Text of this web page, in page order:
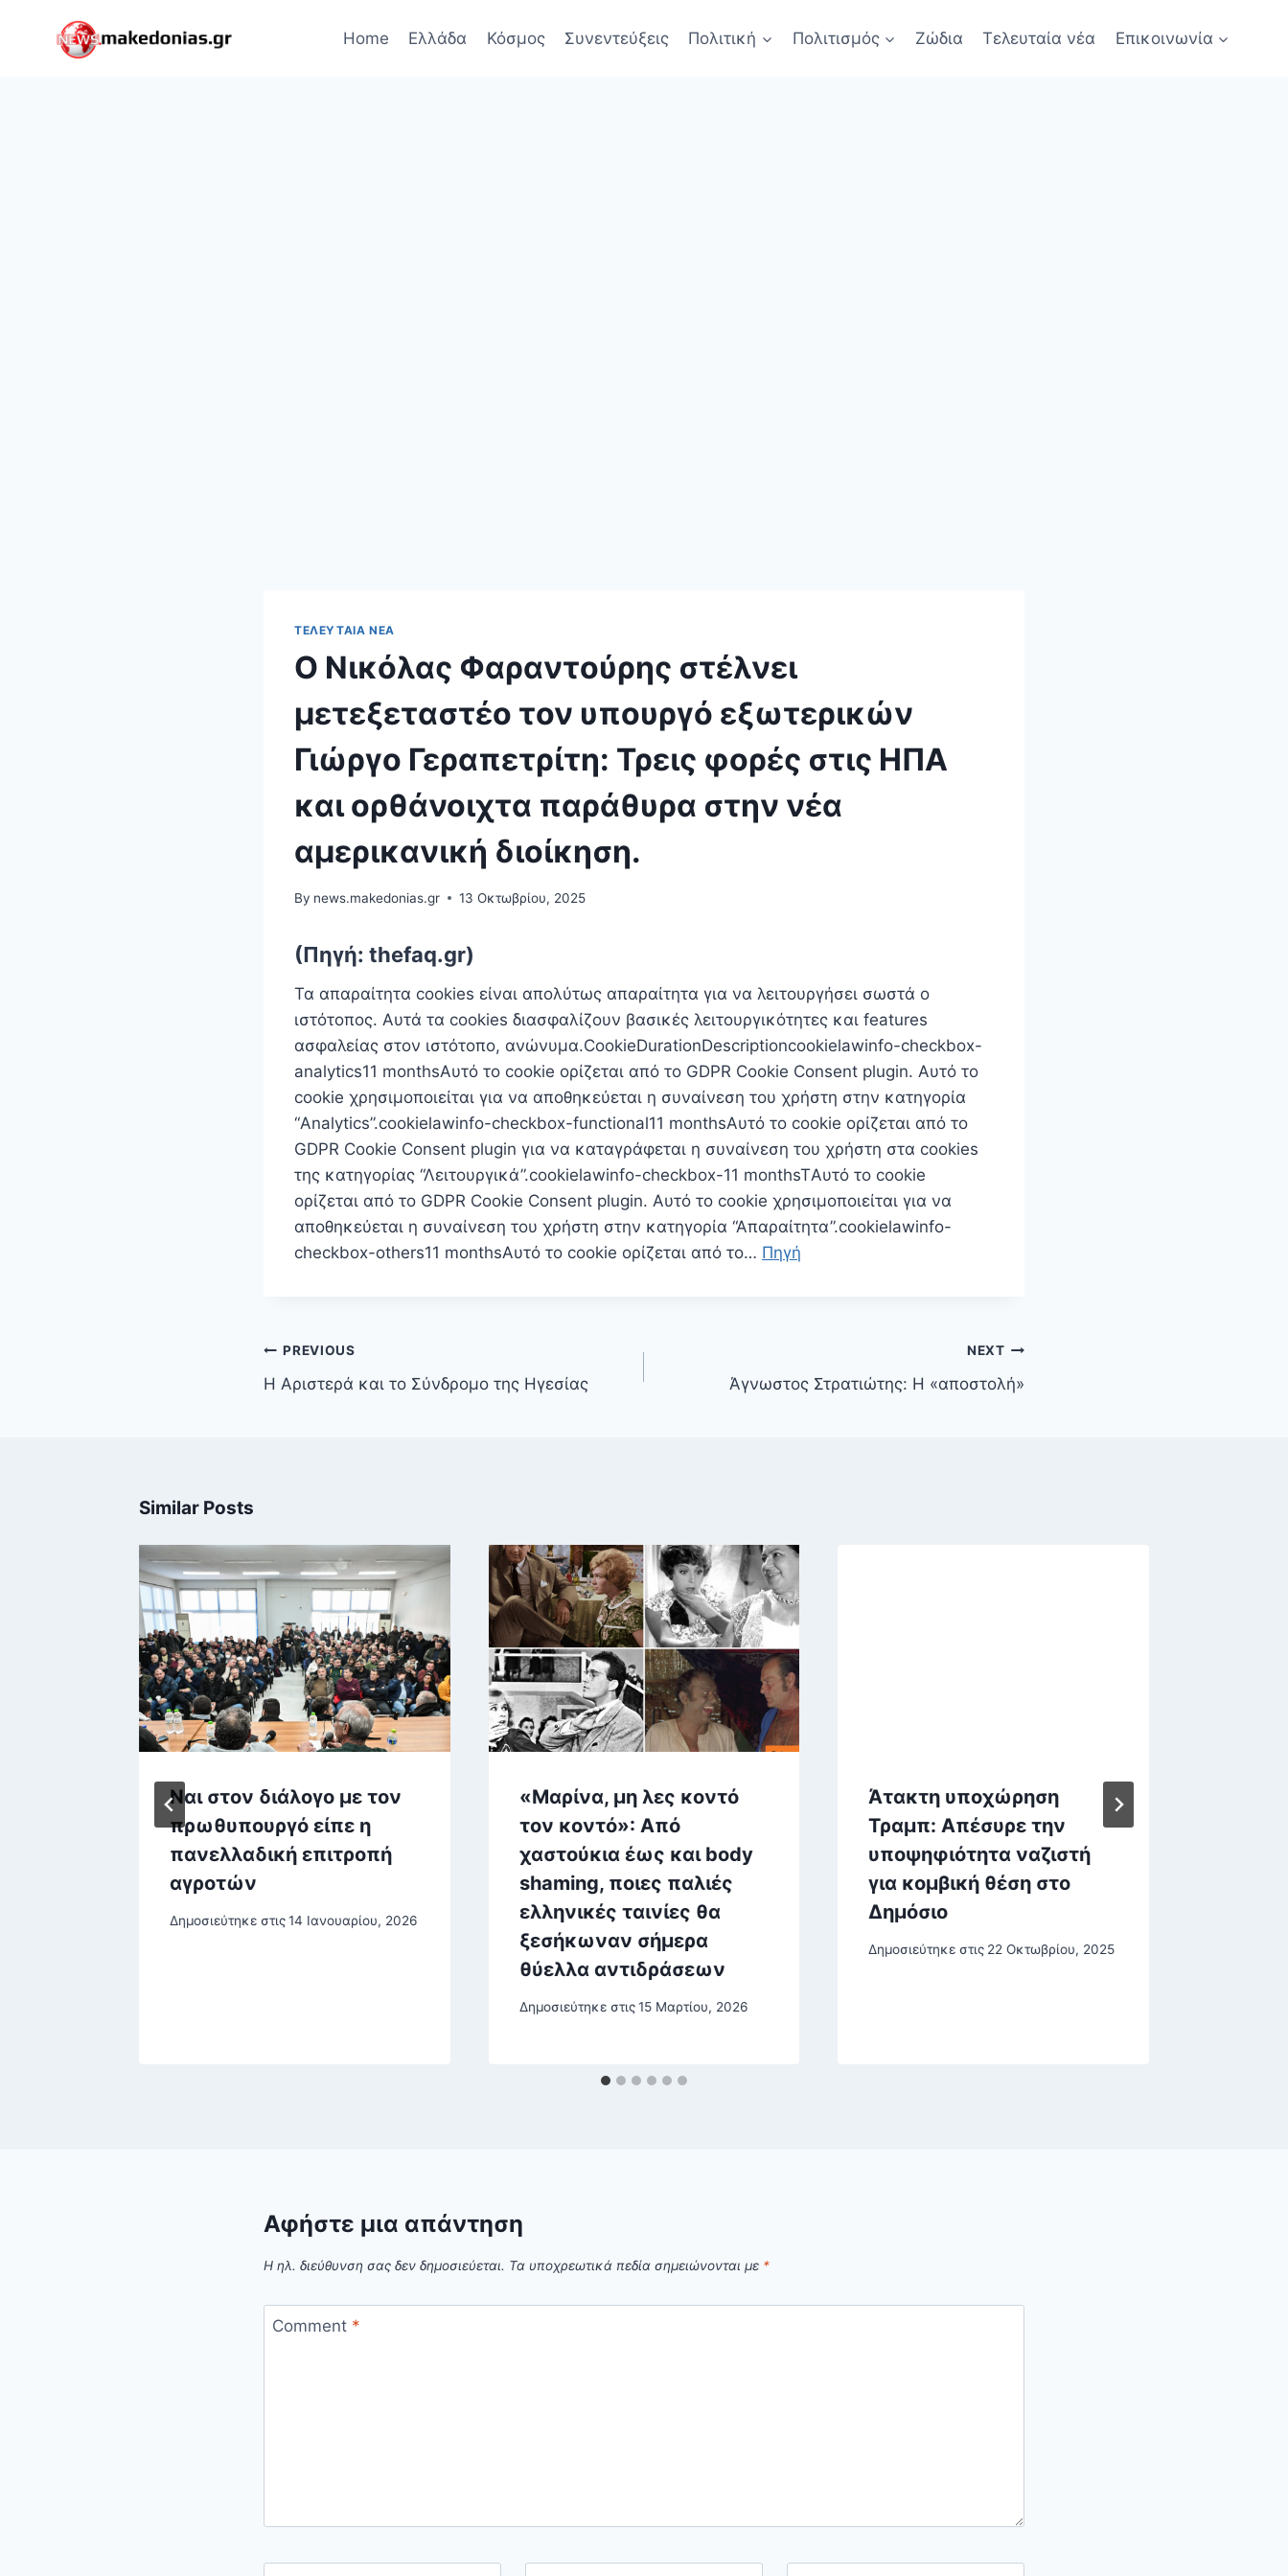
Home Ελλάδα Κόσμος Συνεντεύξεις Πολιτική Πολιτισμός Ζώδια Τελευταία νέα Επικοινωνία
ΤΕΛΕΥΤΑΊΑ ΝΈΑ
Ο Νικόλας Φαραντούρης στέλνει
μετεξεταστέο τον υπουργό εξωτερικών
Γιώργο Γεραπετρίτη: Τρεις φορές στις ΗΠΑ
και ορθάνοιχτα παράθυρα στην νέα
αμερικανική διοίκηση.
By news.makedonias.gr 13 Οκτωβρίου, 2025
(Πηγή: thefaq.gr)
Τα απαραίτητα cookies είναι απoλύτως απαραίτητα για να λειτουργήσει σωστά ο
ιστότοπος. Αυτά τα cookies διασφαλίζουν βασικές λειτουργικότητες και features
ασφαλείας στον ιστότοπο, ανώνυμα.CookieDurationDescriptioncookielawinfo-checkbox-
analytics11 monthsΑυτό το cookie ορίζεται από το GDPR Cookie Consent plugin. Αυτό το
cookie χρησιμοποιείται για να αποθηκεύεται η συναίνεση του χρήστη στην κατηγορία
“Analytics”.cookielawinfo-checkbox-functional11 monthsΑυτό το cookie ορίζεται από το
GDPR Cookie Consent plugin για να καταγράφεται η συναίνεση του χρήστη στα cookies
της κατηγορίας “Λειτουργικά”.cookielawinfo-checkbox-11 monthsTΑυτό το cookie
ορίζεται από το GDPR Cookie Consent plugin. Αυτό το cookie χρησιμοποιείται για να
αποθηκεύεται η συναίνεση του χρήστη στην κατηγορία “Απαραίτητα”.cookielawinfo-
checkbox-others11 monthsΑυτό το cookie ορίζεται από το… Πηγή
Πλοήγηση
άρθρων
PREVIOUS
Η Αριστερά και το Σύνδρομο της Ηγεσίας
NEXT
Άγνωστος Στρατιώτης: Η «αποστολή»
Similar Posts
Ναι στον διάλογο με τον
πρωθυπουργό είπε η
πανελλαδική επιτροπή
αγροτών
Δημοσιεύτηκε στις14 Ιανουαρίου, 2026
«Μαρίνα, μη λες κοντό
τον κοντό»: Από
χαστούκια έως και body
shaming, ποιες παλιές
ελληνικές ταινίες θα
ξεσήκωναν σήμερα
θύελλα αντιδράσεων
Δημοσιεύτηκε στις 15 Μαρτίου, 2026
Άτακτη υποχώρηση
Τραμπ: Απέσυρε την
υποψηφιότητα ναζιστή
για κομβική θέση στο
Δημόσιο
Δημοσιεύτηκε στις 22 Οκτωβρίου, 2025
Αφήστε μια απάντηση
Η ηλ. διεύθυνση σας δεν δημοσιεύεται. Τα υποχρεωτικά πεδία σημειώνονται με *
Comment *